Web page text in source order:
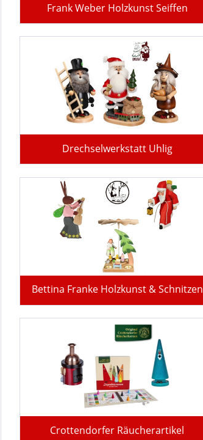
Frank Weber Holzkunst Seiffen
Drechselwerkstatt Uhlig
Bettina Franke Holzkunst & Schnitzen
Crottendorfer Räucherartikel